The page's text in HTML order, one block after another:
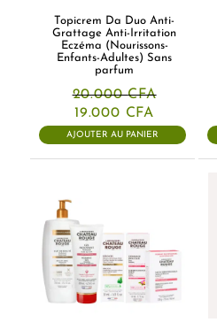
Topicrem Da Duo Anti-
Grattage Anti-Irritation
Eczéma (Nourissons-
Enfants-Adultes) Sans
parfum
20.000CFA
Le
prix
initial
19.000 CFA
prix
actuel
AJOUTER AU PANIER